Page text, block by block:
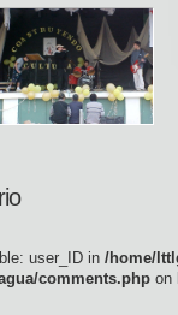
user_ID in /home/
comments.php on